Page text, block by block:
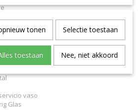
trinkglas
Low Glass
vaso
Glas
tonen Selectie toestaan
toestaan Nee, niet akkoord